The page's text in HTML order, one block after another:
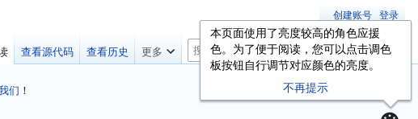
们 ！
创建账号 登录
查看源代码 查看历史 更多
搜
索
本页面使用了亮度较高的角色应援
色。为了便于阅读，您可以点击调色
板按钮自行调节对应颜色的亮度。
不再提示